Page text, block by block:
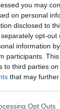
you may
on personal
disclosed to
opt-out
information
participants.
to third parties on
that may
Opt Outs